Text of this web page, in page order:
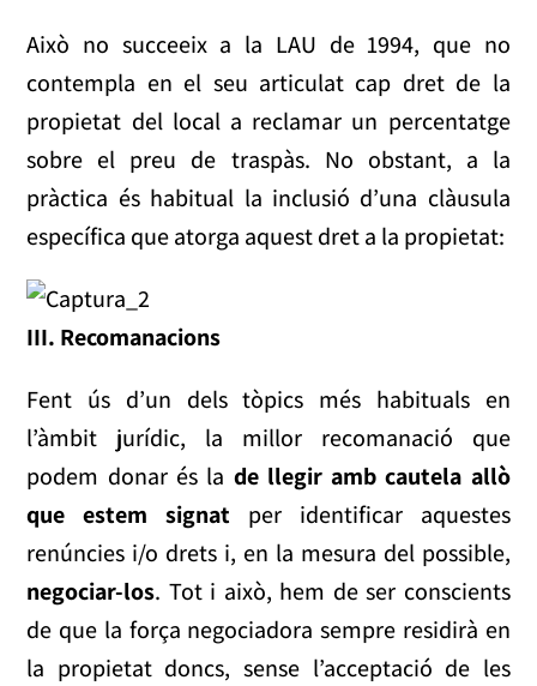
Això no succeeix a la LAU de 1994, que no
contempla en el seu articulat cap dret de la
propietat del local a reclamar un percentatge
sobre el preu de traspàs. No obstant, a la
pràctica és habitual la inclusió d’una clàusula
específica que atorga aquest dret a la propietat:
III. Recomanacions
Fent ús d’un dels tòpics més habituals en
l’àmbit jurídic, la millor recomanació que
podem donar és la de llegir amb cautela allò
que estem signat per identificar aquestes
renúncies i/o drets i, en la mesura del possible,
negociar-los. Tot i això, hem de ser conscients
de que la força negociadora sempre residirà en
la propietat doncs, sense l’acceptació de les